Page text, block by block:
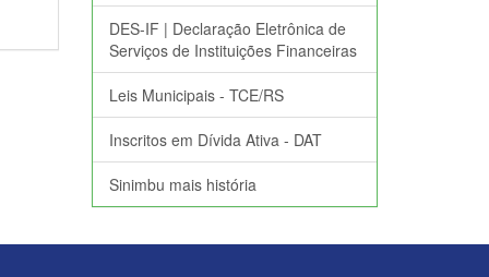
DES-IF | Declaração Eletrônica de
Serviços de Instituições Financeiras
Leis Municipais - TCE/RS
Inscritos em Dívida Ativa - DAT
Sinimbu mais história